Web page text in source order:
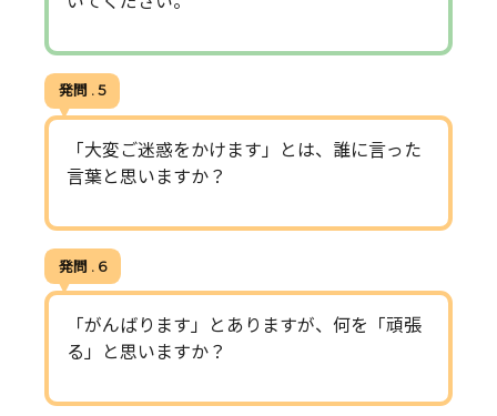
発問 . 5
「大変ご迷惑をかけます」とは、誰に言った
言葉と思いますか？
発問 . 6
「がんばります」とありますが、何を「頑張
る」と思いますか？